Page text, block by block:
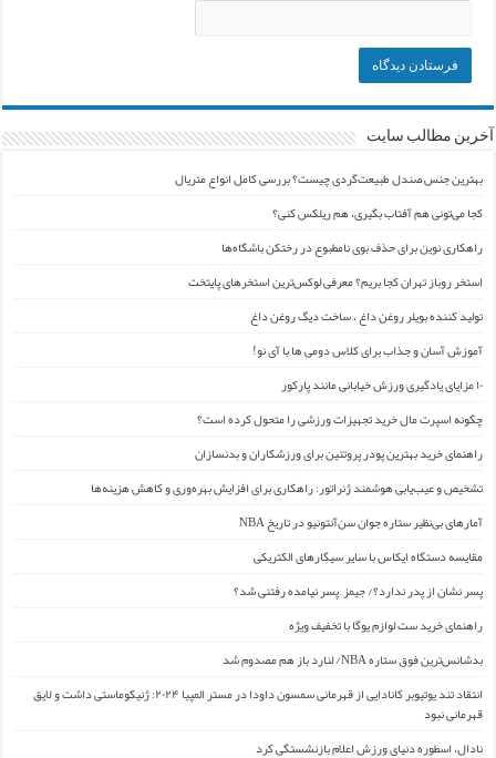
آخرین مطالب سایت
بهترین جنس صندل طبیعت‌گردی چیست؟ بررسی کامل انواع متریال
کجا می‌تونی هم آفتاب بگیری، هم ریلکس کنی؟
راهکاری نوین برای حذف بوی نامطبوع در رختکن باشگاه‌ها
استخر روباز تهران کجا بریم؟ معرفی لوکس‌ترین استخرهای پایتخت
تولید کننده بویلر روغن داغ ، ساخت دیگ روغن داغ
آموزش آسان و جذاب برای کلاس دومی ها با آی نو!
۱۰ مزایای یادگیری ورزش خیابانی مانند پارکور
چگونه اسپرت مال خرید تجهیزات ورزشی را متحول کرده است؟
راهنمای خرید بهترین پودر پروتئین برای ورزشکاران و بدنسازان
تشخیص و عیب‌یابی هوشمند ژنراتور: راهکاری برای افزایش بهره‌وری و کاهش هزینه‌ها
آمارهای بی‌نظیر ستاره جوان سن‌آنتونیو در تاریخ NBA
مقایسه دستگاه ایکاس با سایر سیگارهای الکتریکی
پسر نشان از پدر ندارد؟/ جیمز ِ پسر نیامده رفتنی شد؟
راهنمای خرید ست لوازم یوگا با تخفیف ویژه
بدشانس‌ترین فوق ستاره NBA/ لنارد باز هم مصدوم شد
انتقاد تند یوتیوبر کانادایی از قهرمانی سمسون داودا در مستر المپیا ۲۰۲۴: ژنیکوماستی داشت و لایق
قهرمانی نبود
نادال، اسطوره دنیای ورزش اعلام بازنشستگی کرد